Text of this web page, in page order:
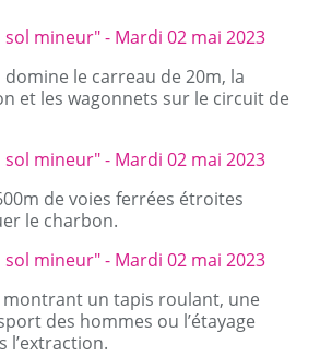
le carreau de 20m, la
et les wagonnets sur le circuit de
de voies ferrées étroites
le charbon.
montrant un tapis roulant, une
des hommes ou l’étayage
l’extraction.